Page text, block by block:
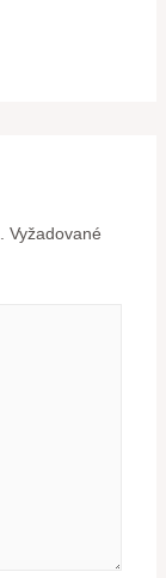
Vyžadované